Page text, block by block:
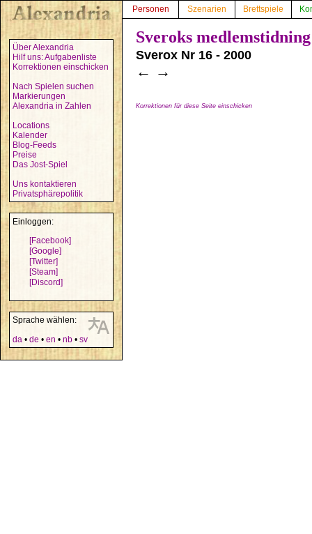
Über Alexandria
Hilf uns: Aufgabenliste
Korrektionen einschicken
Nach Spielen suchen
Markierungen
Alexandria in Zahlen
Locations
Kalender
Blog-Feeds
Preise
Das Jost-Spiel
Uns kontaktieren
Privatsphärepolitik
Einloggen:
[Facebook]
[Google]
[Twitter]
[Steam]
[Discord]
Sprache wählen:
da • de • en • nb • sv
Personen Szenarien Brettspiele
Sveroks medlemstidning
Sverox Nr 16 - 2000
← →
Korrektionen für diese Seite einschicken